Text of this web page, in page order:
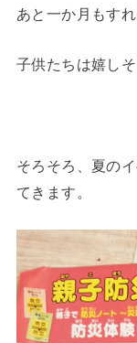
あと一か月もす
子供たちは嬉し
そろそろ、夏の
てきます。